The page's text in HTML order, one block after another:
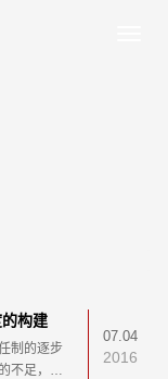
构建
制的逐步
不足，倡
07.04
2016